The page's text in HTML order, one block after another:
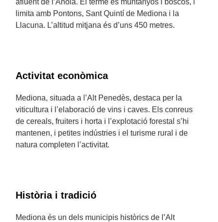
afluent de l’Anoia. El terme és muntanyós i boscós, i
limita amb Pontons, Sant Quintí de Mediona i la
Llacuna. L’altitud mitjana és d’uns 450 metres.
Activitat econòmica
Mediona, situada a l’Alt Penedès, destaca per la
viticultura i l’elaboració de vins i caves. Els conreus
de cereals, fruiters i horta i l’explotació forestal s’hi
mantenen, i petites indústries i el turisme rural i de
natura completen l’activitat.
Història i tradició
Mediona és un dels municipis històrics de l’Alt